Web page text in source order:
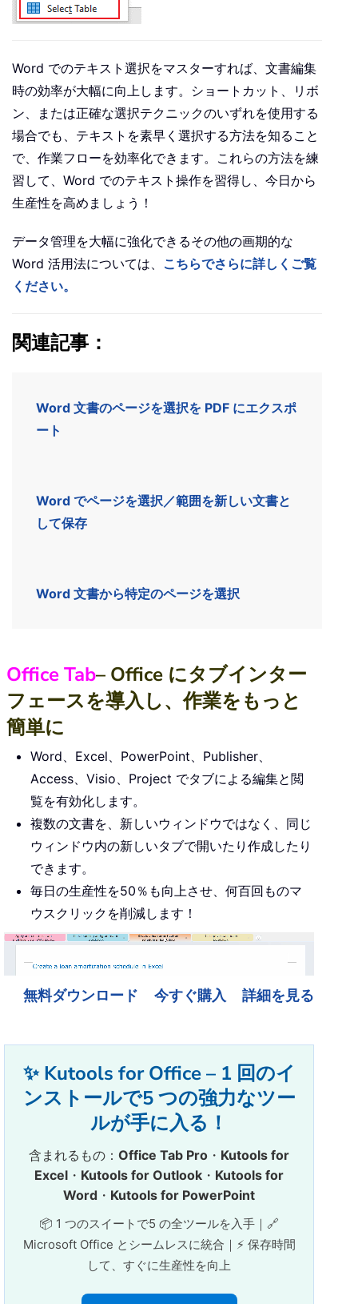
Word でのテキスト選択をマスターすれば、文書編集
時の効率が大幅に向上します。ショートカット、リボ
ン、または正確な選択テクニックのいずれを使用する
場合でも、テキストを素早く選択する方法を知ること
で、作業フローを効率化できます。これらの方法を練
習して、Word でのテキスト操作を習得し、今日から
生産性を高めましょう！
データ管理を大幅に強化できるその他の画期的な
Word 活用法については、 こちらでさらに詳しくご覧
ください。
関連記事：
Word 文書のページを選択を PDF にエクスポ
ート
Word でページを選択／範囲を新しい文書と
して保存
Word 文書から特定のページを選択
Office Tab– Office にタブインター
フェースを導入し、作業をもっと
簡単に
Word、Excel、PowerPoint、Publisher、
Access、Visio、Project でタブによる編集と閲
覧を有効化します。
複数の文書を、新しいウィンドウではなく、同じ
ウィンドウ内の新しいタブで開いたり作成したり
できます。
毎日の生産性を50％も向上させ、何百回ものマ
ウスクリックを削減します！
無料ダウンロード 今すぐ購入 詳細を見る
✨ Kutools for Office – 1 回のイ
ンストールで5 つの強力なツー
ルが手に入る！
含まれるもの： Office Tab Pro ・ Kutools for
Excel ・ Kutools for Outlook ・ Kutools for
Word ・ Kutools for PowerPoint
📦 1 つのスイートで5 の全ツールを入手｜🔗
Microsoft Office とシームレスに統合｜⚡ 保存時間
して、すぐに生産性を向上